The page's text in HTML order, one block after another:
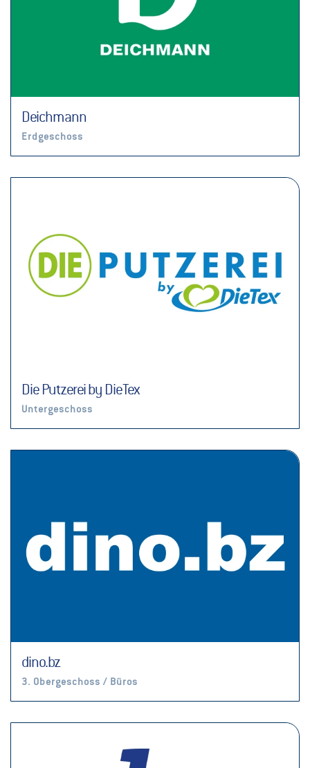
Deichmann
Erdgeschoss
Die Putzerei by DieTex
Untergeschoss
dino.bz
3. Obergeschoss / Büros